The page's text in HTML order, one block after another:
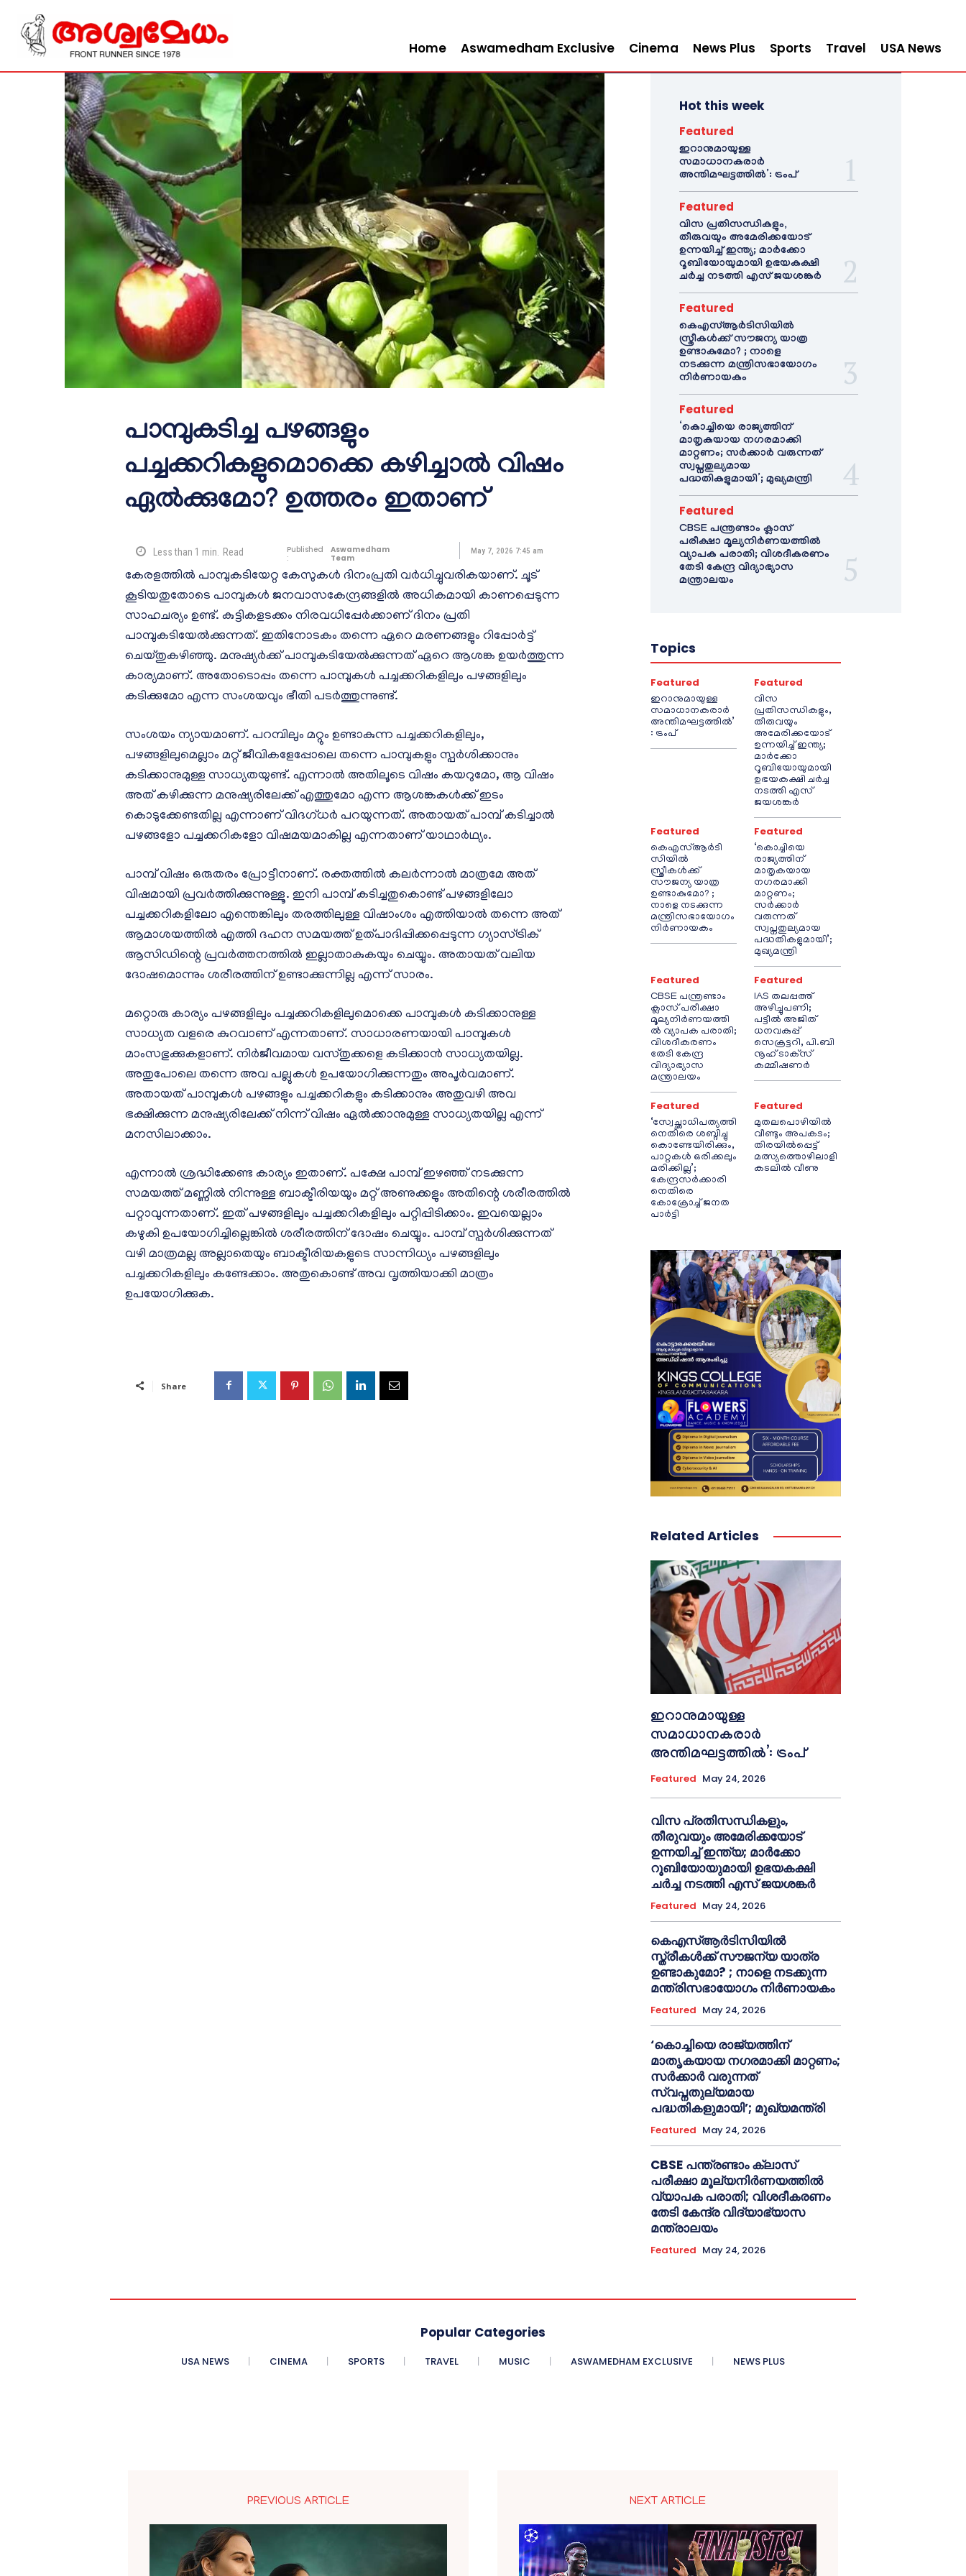
Home Aswamedham Exclusive Cinema News Plus Sports Travel USA News
പാമ്പുകടിച്ച പഴങ്ങളും
പച്ചക്കറികളുമൊക്കെ കഴിച്ചാൽ വിഷം
ഏൽക്കുമോ? ഉത്തരം ഇതാണ്
Less than 1 min. Read
Published
:
Aswamedham
Team
May 7, 2026 7:45 am
കേരളത്തിൽ പാമ്പുകടിയേറ്റ കേസുകൾ ദിനംപ്രതി വർധിച്ചുവരികയാണ്. ചൂട്
കൂടിയതുതോടെ പാമ്പുകൾ ജനവാസകേന്ദ്രങ്ങളിൽ അധികമായി കാണപ്പെടുന്ന
സാഹചര്യം ഉണ്ട്. കുട്ടികളടക്കം നിരവധിപ്പേർക്കാണ് ദിനം പ്രതി
പാമ്പുകടിയേൽക്കുന്നത്. ഇതിനോടകം തന്നെ ഏറെ മരണങ്ങളും റിപ്പോർട്ട്
ചെയ്തുകഴിഞ്ഞു. മനുഷ്യർക്ക് പാമ്പുകടിയേൽക്കുന്നത് ഏറെ ആശങ്ക ഉയർത്തുന്ന
കാര്യമാണ്. അതോടൊപ്പം തന്നെ പാമ്പുകൾ പച്ചക്കറികളിലും പഴങ്ങളിലും
കടിക്കുമോ എന്ന സംശയവും ഭീതി പടർത്തുന്നുണ്ട്.
സംശയം ന്യായമാണ്. പറമ്പിലും മറ്റും ഉണ്ടാകുന്ന പച്ചക്കറികളിലും,
പഴങ്ങളിലുമെല്ലാം മറ്റ് ജീവികളേപ്പോലെ തന്നെ പാമ്പുകളും സ്പർശിക്കാനും
കടിക്കാനുമുള്ള സാധ്യതയുണ്ട്. എന്നാൽ അതിലൂടെ വിഷം കയറുമോ, ആ വിഷം
അത് കഴിക്കുന്ന മനുഷ്യരിലേക്ക് എത്തുമോ എന്ന ആശങ്കകൾക്ക് ഇടം
കൊടുക്കേണ്ടതില്ല എന്നാണ് വിദഗ്ധർ പറയുന്നത്. അതായത് പാമ്പ് കടിച്ചാൽ
പഴങ്ങളോ പച്ചക്കറികളോ വിഷമയമാകില്ല എന്നതാണ് യാഥാർഥ്യം.
പാമ്പ് വിഷം ഒരുതരം പ്രോട്ടീനാണ്. രക്തത്തിൽ കലർന്നാൽ മാത്രമേ അത്
വിഷമായി പ്രവർത്തിക്കുന്നുള്ളൂ. ഇനി പാമ്പ് കടിച്ചതുകൊണ്ട് പഴങ്ങളിലോ
പച്ചക്കറികളിലോ എന്തെങ്കിലും തരത്തിലുള്ള വിഷാംശം എത്തിയാൽ തന്നെ അത്
ആമാശയത്തില്‍ എത്തി ദഹന സമയത്ത് ഉത്പാദിപ്പിക്കപ്പെടുന്ന ഗ്യാസ്ട്രിക്
ആസിഡിന്റെ പ്രവർത്തനത്തിൽ ഇല്ലാതാകുകയും ചെയ്യും. അതായത് വലിയ
ദോഷമൊന്നും ശരീരത്തിന് ഉണ്ടാക്കുന്നില്ല എന്ന് സാരം.
മറ്റൊരു കാര്യം പഴങ്ങളിലും പച്ചക്കറികളിലുമൊക്കെ പാമ്പുകള്‍ കടിക്കാനുള്ള
സാധ്യത വളരെ കുറവാണ് എന്നതാണ്. സാധാരണയായി പാമ്പുകൾ
മാംസഭുക്കുകളാണ്. നിർജീവമായ വസ്തുക്കളെ കടിക്കാൻ സാധ്യതയില്ല.
അതുപോലെ തന്നെ അവ പല്ലുകൾ ഉപയോഗിക്കുന്നതും അപൂർവമാണ്.
അതായത് പാമ്പുകൾ പഴങ്ങളും പച്ചക്കറികളും കടിക്കാനും അതുവഴി അവ
ഭക്ഷിക്കുന്ന മനുഷ്യരിലേക്ക് നിന്ന് വിഷം ഏൽക്കാനുമുള്ള സാധ്യതയില്ല എന്ന്
മനസിലാക്കാം.
എന്നാൽ ശ്രദ്ധിക്കേണ്ട കാര്യം ഇതാണ്. പക്ഷേ പാമ്പ് ഇഴഞ്ഞ് നടക്കുന്ന
സമയത്ത് മണ്ണില്‍ നിന്നുള്ള ബാക്ടീരിയയും മറ്റ് അണുക്കളും അതിന്റെ ശരീരത്തില്‍
പറ്റാവുന്നതാണ്. ഇത് പഴങ്ങളിലും പച്ചക്കറികളിലും പറ്റിപ്പിടിക്കാം. ഇവയെല്ലാം
കഴുകി ഉപയോഗിച്ചില്ലെങ്കിൽ ശരീരത്തിന് ദോഷം ചെയ്യും. പാമ്പ് സ്പർശിക്കുന്നത്
വഴി മാത്രമല്ല അല്ലാതെയും ബാക്ടീരിയകളുടെ സാന്നിധ്യം പഴങ്ങളിലും
പച്ചക്കറികളിലും കണ്ടേക്കാം. അതുകൊണ്ട് അവ വൃത്തിയാക്കി മാത്രം
ഉപയോഗിക്കുക.
Share
Hot this week
Featured
ഇറാനുമായുള്ള
സമാധാനകരാർ
അന്തിമഘട്ടത്തിൽ‌’: ട്രംപ്
Featured
വിസ പ്രതിസന്ധികളും,
തീരുവയും അമേരിക്കയോട്
ഉന്നയിച്ച് ഇന്ത്യ; മാർക്കോ
റൂബിയോയുമായി ഉഭയകക്ഷി
ചർച്ച നടത്തി എസ് ജയശങ്കർ
Featured
കെഎസ്ആർടിസിയിൽ
സ്ത്രീകൾക്ക് സൗജന്യ യാത്ര
ഉണ്ടാകുമോ? ; നാളെ
നടക്കുന്ന മന്ത്രിസഭായോഗം
നിർണായകം
Featured
‘കൊച്ചിയെ രാജ്യത്തിന്
മാതൃകയായ നഗരമാക്കി
മാറ്റണം; സർക്കാർ വരുന്നത്
സ്വപ്നതുല്യമായ
പദ്ധതികളുമായി’; മുഖ്യമന്ത്രി
Featured
CBSE പന്ത്രണ്ടാം ക്ലാസ്
പരീക്ഷാ മൂല്യനിർണയത്തിൽ
വ്യാപക പരാതി; വിശദീകരണം
തേടി കേന്ദ്ര വിദ്യാഭ്യാസ
മന്ത്രാലയം
Topics
Featured
ഇറാനുമായുള്ള
സമാധാനകരാർ
അന്തിമഘട്ടത്തിൽ‌’
: ട്രംപ്
Featured
വിസ
പ്രതിസന്ധികളും,
തീരുവയും
അമേരിക്കയോട്
ഉന്നയിച്ച് ഇന്ത്യ;
മാർക്കോ
റൂബിയോയുമായി
ഉഭയകക്ഷി ചർച്ച
നടത്തി എസ്
ജയശങ്കർ
Featured
കെഎസ്ആർടി
സിയിൽ
സ്ത്രീകൾക്ക്
സൗജന്യ യാത്ര
ഉണ്ടാകുമോ? ;
നാളെ നടക്കുന്ന
മന്ത്രിസഭായോഗം
നിർണായകം
Featured
‘കൊച്ചിയെ
രാജ്യത്തിന്
മാതൃകയായ
നഗരമാക്കി
മാറ്റണം;
സർക്കാർ
വരുന്നത്
സ്വപ്നതുല്യമായ
പദ്ധതികളുമായി’;
മുഖ്യമന്ത്രി
Featured
CBSE പന്ത്രണ്ടാം
ക്ലാസ് പരീക്ഷാ
മൂല്യനിർണയത്തി
ൽ വ്യാപക പരാതി;
വിശദീകരണം
തേടി കേന്ദ്ര
വിദ്യാഭ്യാസ
മന്ത്രാലയം
Featured
IAS തലപ്പത്ത്
അഴിച്ചുപണി;
പട്ടീല്‍ അജിത്
ധനവകുപ്പ്
സെക്രട്ടറി, പി.ബി
നൂഹ് ടാക്‌സ്
കമ്മീഷണര്‍
Featured
‘സ്വേച്ഛാധിപത്യത്തി
നെതിരെ ശബ്ദിച്ചു
കൊണ്ടേയിരിക്കും,
പാറ്റകൾ ഒരിക്കലും
മരിക്കില്ല’;
കേന്ദ്രസർക്കാരി
നെതിരെ
കോക്രോച്ച് ജനത
പാർട്ടി
Featured
മുതലപൊഴിയിൽ
വീണ്ടും അപകടം;
തിരയിൽപ്പെട്ട്
മത്സ്യത്തൊഴിലാളി
കടലിൽ വീണു
Related Articles
ഇറാനുമായുള്ള
സമാധാനകരാർ
അന്തിമഘട്ടത്തിൽ‌’: ട്രംപ്
Featured May 24, 2026
വിസ പ്രതിസന്ധികളും,
തീരുവയും അമേരിക്കയോട്
ഉന്നയിച്ച് ഇന്ത്യ; മാർക്കോ
റൂബിയോയുമായി ഉഭയകക്ഷി
ചർച്ച നടത്തി എസ് ജയശങ്കർ
Featured May 24, 2026
കെഎസ്ആർടിസിയിൽ
സ്ത്രീകൾക്ക് സൗജന്യ യാത്ര
ഉണ്ടാകുമോ? ; നാളെ നടക്കുന്ന
മന്ത്രിസഭായോഗം നിർണായകം
Featured May 24, 2026
‘കൊച്ചിയെ രാജ്യത്തിന്
മാതൃകയായ നഗരമാക്കി മാറ്റണം;
സർക്കാർ വരുന്നത്
സ്വപ്നതുല്യമായ
പദ്ധതികളുമായി’; മുഖ്യമന്ത്രി
Featured May 24, 2026
CBSE പന്ത്രണ്ടാം ക്ലാസ്
പരീക്ഷാ മൂല്യനിർണയത്തിൽ
വ്യാപക പരാതി; വിശദീകരണം
തേടി കേന്ദ്ര വിദ്യാഭ്യാസ
മന്ത്രാലയം
Featured May 24, 2026
Popular Categories
USA NEWS CINEMA SPORTS TRAVEL MUSIC ASWAMEDHAM EXCLUSIVE NEWS PLUS
PREVIOUS ARTICLE NEXT ARTICLE